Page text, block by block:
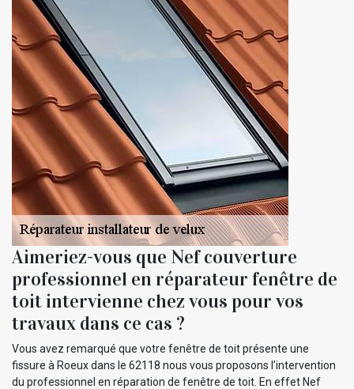
Aimeriez-vous que Nef couverture
professionnel en réparateur fenêtre de
toit intervienne chez vous pour vos
travaux dans ce cas ?
Vous avez remarqué que votre fenêtre de toit présente une
fissure à Roeux dans le 62118 nous vous proposons l’intervention
du professionnel en réparation de fenêtre de toit. En effet Nef